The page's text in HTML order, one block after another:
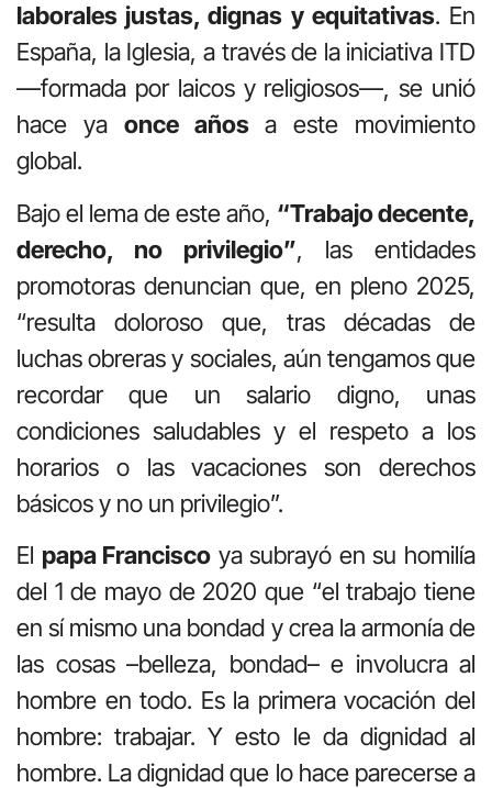
laborales justas, dignas y equitativas. En
España, la Iglesia, a través de la iniciativa ITD
—formada por laicos y religiosos—, se unió
hace ya once añosa este movimiento
global.
Bajo el lema de este año, “Trabajo decente,
derecho, no privilegio”, las entidades
promotoras denuncian que, en pleno 2025,
“resulta doloroso que, tras décadas de
luchas obreras y sociales, aún tengamos que
recordar que un salario digno, unas
condiciones saludables y el respeto a los
horarios o las vacaciones son derechos
básicos y no un privilegio”.
El papa Francisco ya subrayó en su homilía
del 1 de mayo de 2020 que “el trabajo tiene
en sí mismo una bondad y crea la armonía de
las cosas –belleza, bondad– e involucra al
hombre en todo. Es la primera vocación del
hombre: trabajar. Y esto le da dignidad al
hombre. La dignidad que lo hace parecerse a